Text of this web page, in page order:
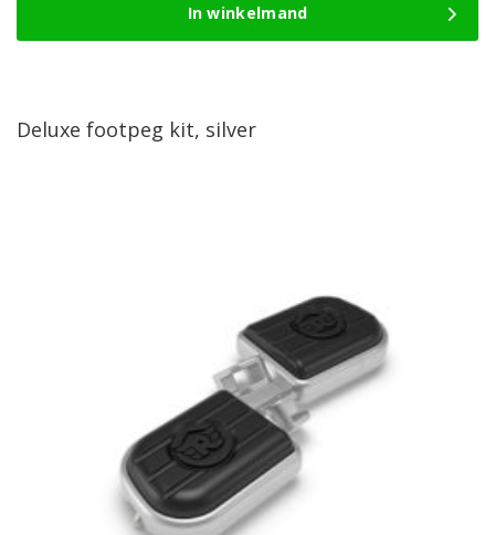
In winkelmand
Deluxe footpeg kit, silver